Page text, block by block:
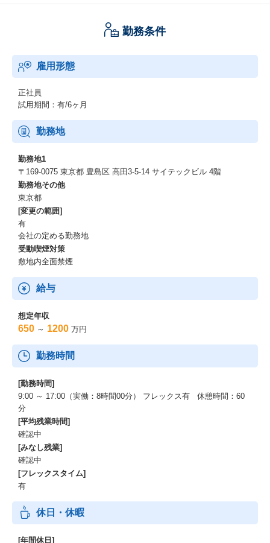
勤務条件
雇用形態
正社員
試用期間：有/6ヶ月
勤務地
勤務地1
〒169-0075 東京都 豊島区 高田3-5-14 サイテックビル 4階
勤務地その他
東京都
[変更の範囲]
有
会社の定める勤務地
受動喫煙対策
敷地内全面禁煙
給与
想定年収
650 ～ 1200 万円
勤務時間
[勤務時間]
9:00 ～ 17:00（実働：8時間00分） フレックス有 休憩時間：60
分
[平均残業時間]
確認中
[みなし残業]
確認中
[フレックスタイム]
有
休日・休暇
[年間休日]